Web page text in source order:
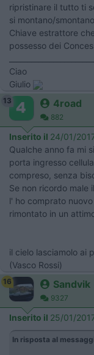
ripristinare il tutto ti
si montano/
Chiave estrattore
possesso dei
Ciao
Giulio
13 4road
882
Inserito il 24/01/
Qualche anno fa mi
porta ingresso
compreso, senza
Se non ricordo male
l' ho comprato
rimontato in un
il cielo lasciamolo ai
(Vasco Rossi)
16 Sandvik
9327
Inserito il 25/01/
In risposta al